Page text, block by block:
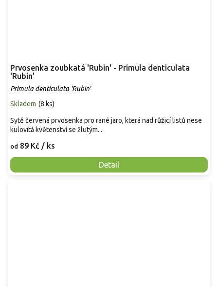
Prvosenka zoubkatá 'Rubin' - Primula denticulata
'Rubin'
Primula denticulata 'Rubin'
Skladem (8 ks)
od 89 Kč / ks
Detail
Sytě červená prvosenka pro rané jaro, která nad růžicí listů nese
kulovitá květenství se žlutým...